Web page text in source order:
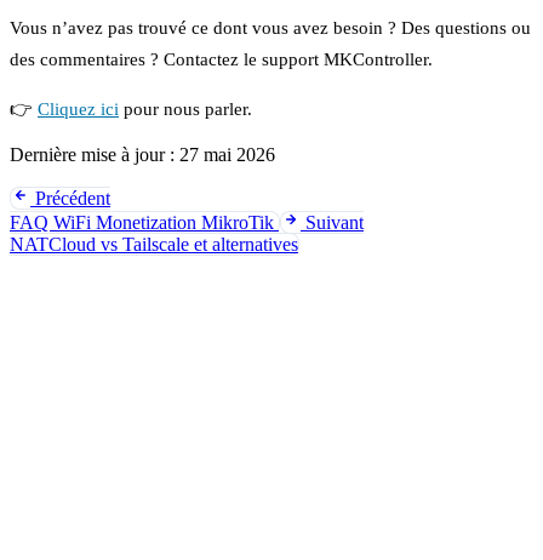
Vous n’avez pas trouvé ce dont vous avez besoin ? Des questions ou
des commentaires ? Contactez le support MKController.
👉 Cliquez ici pour nous parler.
Dernière mise à jour : 27 mai 2026
Précédent
FAQ WiFi Monetization MikroTik
Suivant
NATCloud vs Tailscale et alternatives